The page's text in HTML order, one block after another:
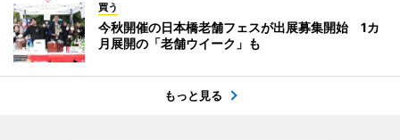
買う
今秋開催の日本橋老舗フェスが出展募集開始 1カ
月展開の「老舗ウイーク」も
もっと見る